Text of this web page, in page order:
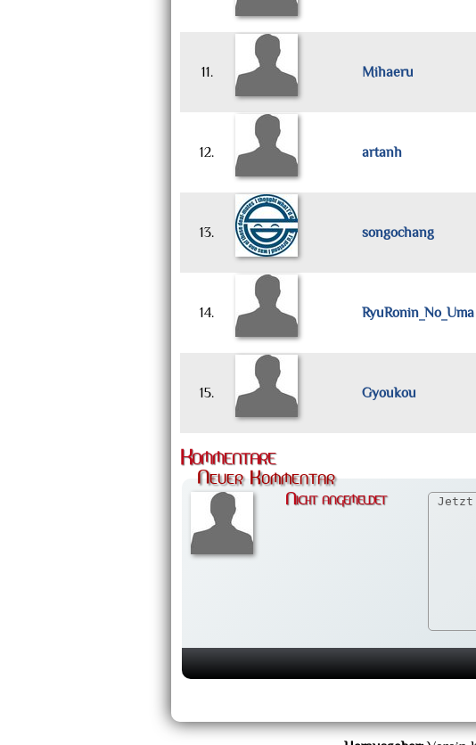
11. Mihaeru
12. artanh
13. songochang
14. RyuRonin_No_Uma
15. Gyoukou
Kommentare
Neuer Kommentar
Nicht angemeldet